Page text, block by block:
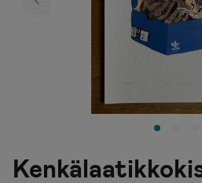
Previous